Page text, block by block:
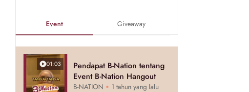
Event Giveaway
01:03
Pendapat B-Nation tentang
Event B-Nation Hangout
B-NATION 1 tahun yang lalu